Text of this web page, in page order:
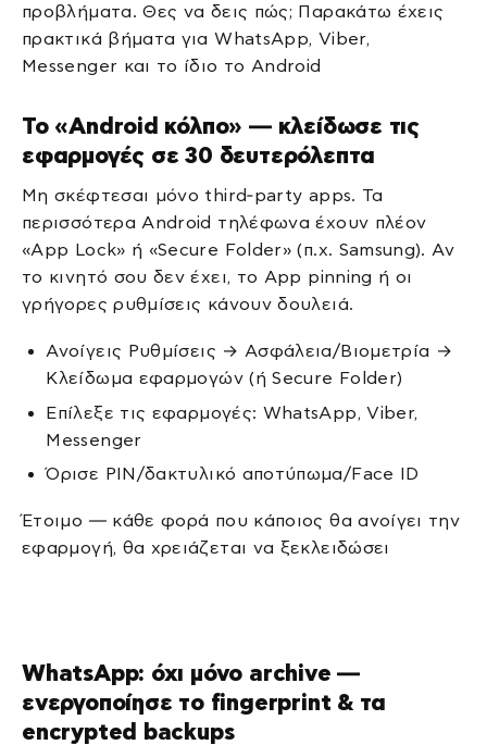
προβλήματα. Θες να δεις πώς; Παρακάτω έχεις
πρακτικά βήματα για WhatsApp, Viber,
Messenger και το ίδιο το Android
Το «Android κόλπο» — κλείδωσε τις
εφαρμογές σε 30 δευτερόλεπτα
Μη σκέφτεσαι μόνο third‑party apps. Τα
περισσότερα Android τηλέφωνα έχουν πλέον
«App Lock» ή «Secure Folder» (π.χ. Samsung). Αν
το κινητό σου δεν έχει, το App pinning ή οι
γρήγορες ρυθμίσεις κάνουν δουλειά.
Ανοίγεις Ρυθμίσεις → Ασφάλεια/Βιομετρία →
Κλείδωμα εφαρμογών (ή Secure Folder)
Επίλεξε τις εφαρμογές: WhatsApp, Viber,
Messenger
Όρισε PIN/δακτυλικό αποτύπωμα/Face ID
Έτοιμο — κάθε φορά που κάποιος θα ανοίγει την
εφαρμογή, θα χρειάζεται να ξεκλειδώσει
WhatsApp: όχι μόνο archive —
ενεργοποίησε το fingerprint & τα
encrypted backups